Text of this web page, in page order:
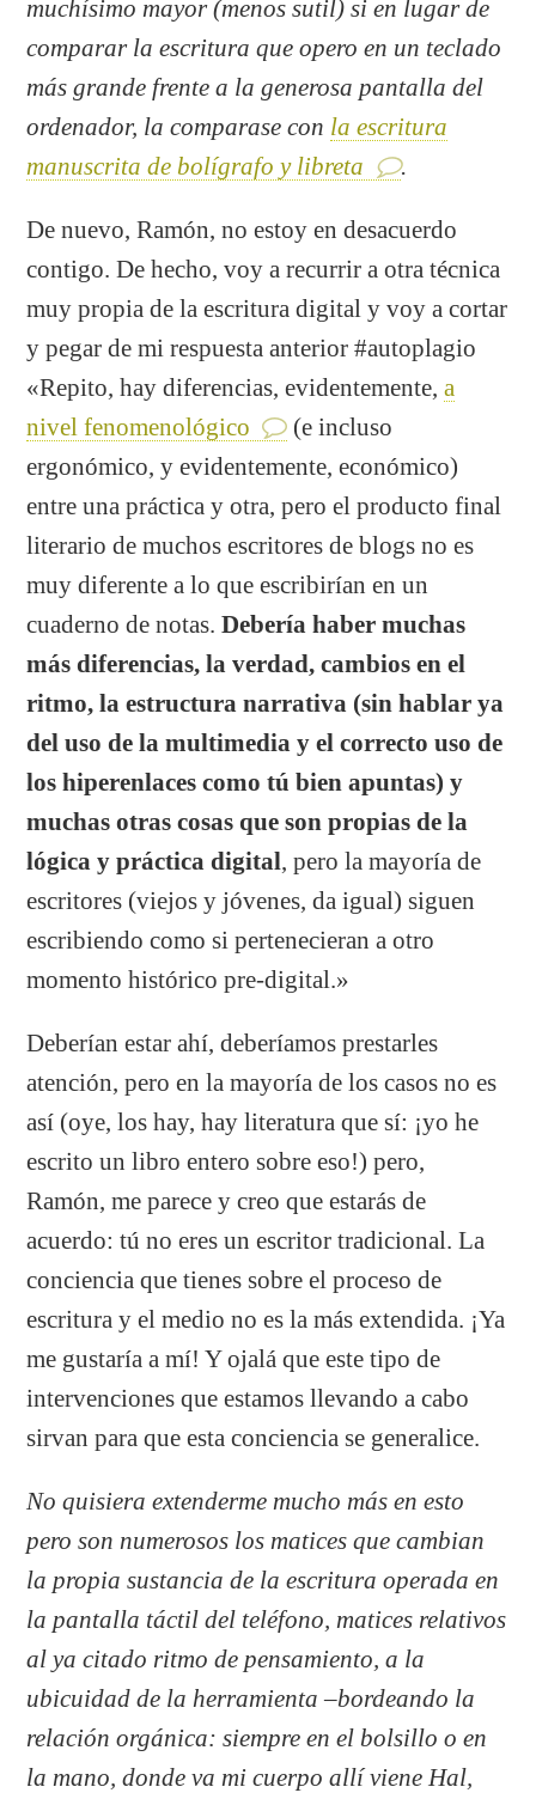
muchísimo mayor (menos sutil) si en lugar de
comparar la escritura que opero en un teclado
más grande frente a la generosa pantalla del
ordenador, la comparase con la escritura
manuscrita de bolígrafo y libreta
.
De nuevo, Ramón, no estoy en desacuerdo
contigo. De hecho, voy a recurrir a otra técnica
muy propia de la escritura digital y voy a cortar
y pegar de mi respuesta anterior #autoplagio
«Repito, hay diferencias, evidentemente,a
nivel fenomenológico
(e incluso
ergonómico, y evidentemente, económico)
entre una práctica y otra, pero el producto final
literario de muchos escritores de blogs no es
muy diferente a lo que escribirían en un
cuaderno de notas.Debería haber muchas
más diferencias, la verdad, cambios en el
ritmo, la estructura narrativa (sin hablar ya
del uso de la multimedia y el correcto uso de
los hiperenlaces como tú bien apuntas) y
muchas otras cosas que son propias de la
lógica y práctica digital, pero la mayoría de
escritores (viejos y jóvenes, da igual) siguen
escribiendo como si pertenecieran a otro
momento histórico pre-digital.»
Deberían estar ahí, deberíamos prestarles
atención, pero en la mayoría de los casos no es
así (oye, los hay, hay literatura que sí: ¡yo he
escrito un libro entero sobre eso!) pero,
Ramón, me parece y creo que estarás de
acuerdo: tú no eres un escritor tradicional. La
conciencia que tienes sobre el proceso de
escritura y el medio no es la más extendida. ¡Ya
me gustaría a mí! Y ojalá que este tipo de
intervenciones que estamos llevando a cabo
sirvan para que esta conciencia se generalice.
No quisiera extenderme mucho más en esto
pero son numerosos los matices que cambian
la propia sustancia de la escritura operada en
la pantalla táctil del teléfono, matices relativos
al ya citado ritmo de pensamiento, a la
ubicuidad de la herramienta –bordeando la
relación orgánica: siempre en el bolsillo o en
la mano, donde va mi cuerpo allí viene Hal,